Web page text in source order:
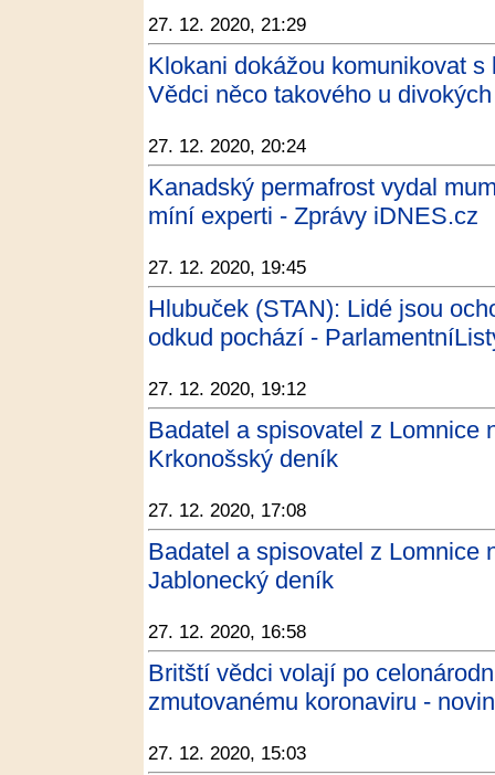
27. 12. 2020, 21:29
Klokani dokážou komunikovat
Vědci něco takového u
27. 12. 2020, 20:24
Kanadský permafrost vydal
míní experti - Zprávy iDNES.cz
27. 12. 2020, 19:45
Hlubuček (STAN): Lidé jsou
odkud pochází -
27. 12. 2020, 19:12
Badatel a spisovatel z Lomnice
Krkonošský deník
27. 12. 2020, 17:08
Badatel a spisovatel z Lomnice
Jablonecký deník
27. 12. 2020, 16:58
Britští vědci volají po
zmutovanému koronaviru -
27. 12. 2020, 15:03